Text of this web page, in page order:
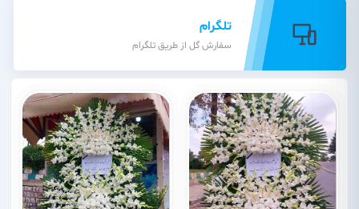
تلگرام
سفارش گل از طریق تلگرام